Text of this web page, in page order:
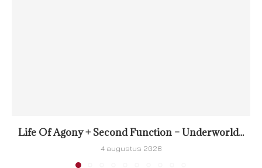
Life Of Agony + Second Function – Underworld...
4 augustus 2026